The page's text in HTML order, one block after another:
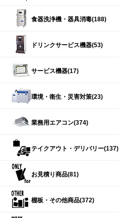
食器洗浄機・器具消毒(188)
ドリンクサービス機器(53)
サービス機器(17)
環境・衛生・災害対策(23)
業務用エアコン(374)
テイクアウト・デリバリー(137)
お見積り商品(81)
棚板・その他商品(372)